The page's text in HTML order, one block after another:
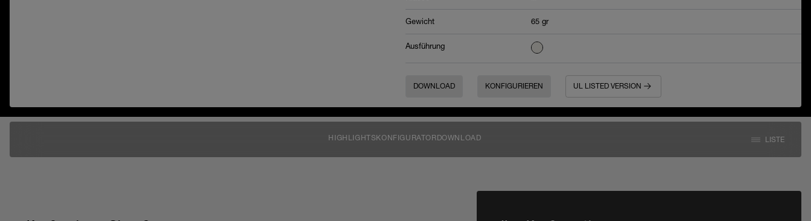
Gewicht 65 gr
Ausführung
DOWNLOAD KONFIGURIEREN UL LISTED VERSION
HIGHLIGHTS KONFIGURATOR DOWNLOAD LISTE